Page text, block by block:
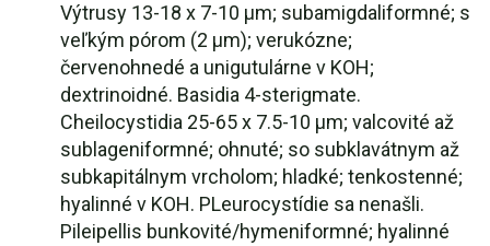
Výtrusy 13-18 x 7-10 µm; subamigdaliformné; s
veľkým pórom (2 µm); verukózne;
červenohnedé a unigutulárne v KOH;
dextrinoidné. Basidia 4-sterigmate.
Cheilocystidia 25-65 x 7.5-10 µm; valcovité až
sublageniformné; ohnuté; so subklavátnym až
subkapitálnym vrcholom; hladké; tenkostenné;
hyalinné v KOH. PLeurocystídie sa nenašli.
Pileipellis bunkovité/hymeniformné; hyalinné